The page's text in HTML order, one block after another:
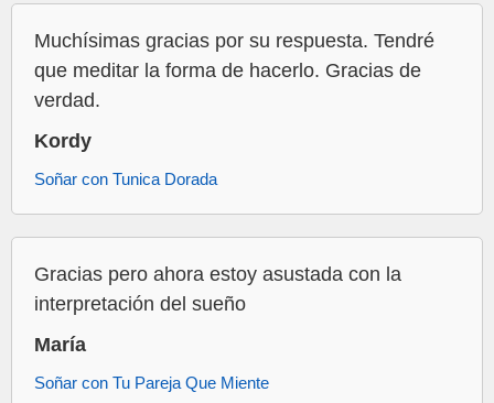
Muchísimas gracias por su respuesta. Tendré
que meditar la forma de hacerlo. Gracias de
verdad.
Kordy
Soñar con Tunica Dorada
Gracias pero ahora estoy asustada con la
interpretación del sueño
María
Soñar con Tu Pareja Que Miente